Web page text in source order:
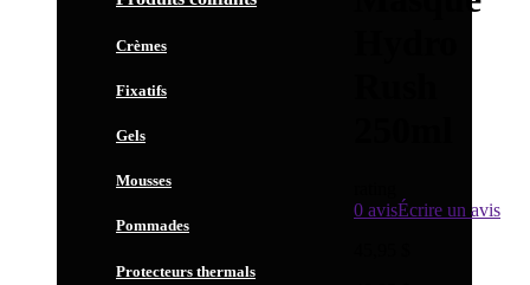
Crèmes
Fixatifs
Gels
Mousses
Pommades
Protecteurs thermals
0 avisÉcrire un avis